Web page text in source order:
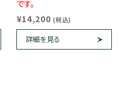
です。
¥14,200 (税込)
詳細を見る